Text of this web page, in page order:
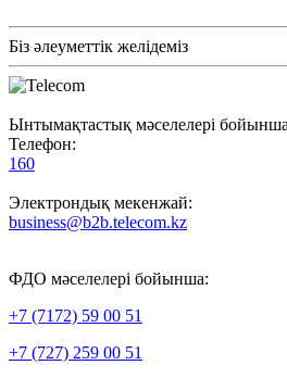
Біз әлеуметтік желідеміз
Ынтымақтастық мәселелері
Телефон:
160
Электрондық мекенжай:
business@b2b.telecom.kz
ФДО мәселелері бойынша:
+7 (7172) 59 00 51
+7 (727) 259 00 51